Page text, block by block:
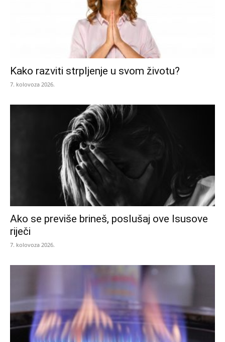
Kako razviti strpljenje u svom životu?
7. kolovoza 2026.
Ako se previše brineš, poslušaj ove Isusove
riječi
7. kolovoza 2026.